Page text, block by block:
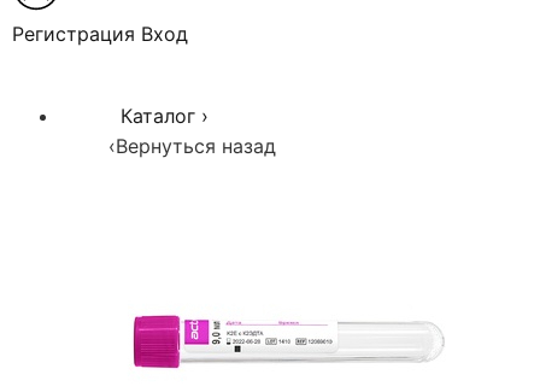
Регистрация Вход
Каталог ›
‹Вернуться назад